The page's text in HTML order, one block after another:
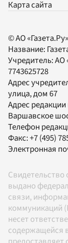
Карта сайта
© АО
Название:
Учредитель:АО
7743625728
Адрес
улица, дом 67
Адрес
Варшавское
Телефон
Факс:+7 (495)
Электронная
выдано
связи,
коммуникаций
несет
содержащейся